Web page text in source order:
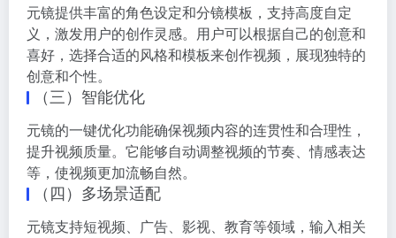
元镜提供丰富的角色设定和分镜模板，支持高度自定
义，激发用户的创作灵感。用户可以根据自己的创意和
喜好，选择合适的风格和模板来创作视频，展现独特的
创意和个性。
（三）智能优化
元镜的一键优化功能确保视频内容的连贯性和合理性，
提升视频质量。它能够自动调整视频的节奏、情感表达
等，使视频更加流畅自然。
（四）多场景适配
元镜支持短视频、广告、影视、教育等领域，输入相关